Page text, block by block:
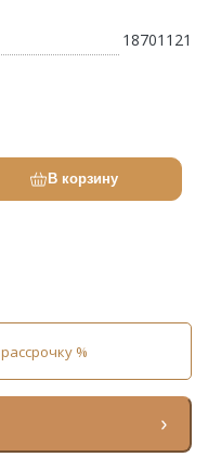
18701121
В корзину
%